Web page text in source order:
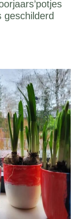
geschilderd